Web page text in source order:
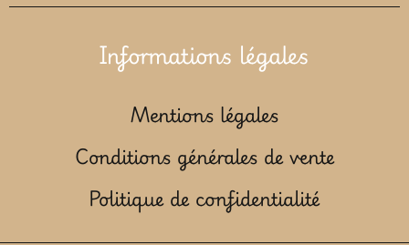
Informations légales
Mentions légales
Conditions générales de vente
Politique de confidentialité